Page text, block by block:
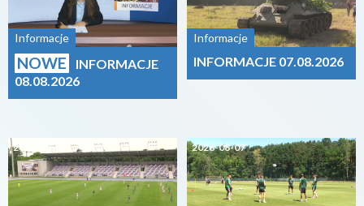
Informacje
NOWE
INFORMACJE
08.08.2026
2026-08-07
Informacje
INFORMACJE 07.08.2026
2026-08-07